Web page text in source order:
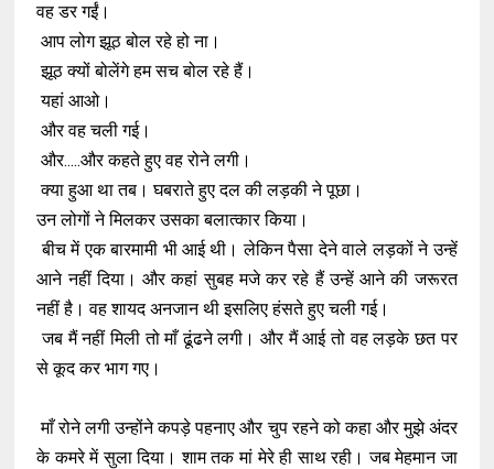
वह डर गईं।
आप लोग झूठ बोल रहे हो ना।
झूठ क्यों बोलेंगे हम सच बोल रहे हैं।
यहां आओ।
और वह चली गई।
और.....और कहते हुए वह रोने लगी।
क्या हुआ था तब। घबराते हुए दल की लड़की ने पूछा।
उन लोगों ने मिलकर उसका बलात्कार किया।
बीच में एक बारमामी भी आई थी। लेकिन पैसा देने वाले लड़कों ने उन्हें
आने नहीं दिया। और कहां सुबह मजे कर रहे हैं उन्हें आने की जरूरत
नहीं है। वह शायद अनजान थी इसलिए हंसते हुए चली गई।
जब मैं नहीं मिली तो माँ ढूंढने लगी। और मैं आई तो वह लड़के छत पर
से कूद कर भाग गए।
माँ रोने लगी उन्होंने कपड़े पहनाए और चुप रहने को कहा और मुझे अंदर
के कमरे में सुला दिया। शाम तक मां मेरे ही साथ रही। जब मेहमान जा